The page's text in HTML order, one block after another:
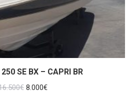
250 SE BX – CAPRI BR
€ El
8.000€El